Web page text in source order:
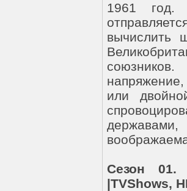
1961 год.
вычислить
или
Сезон
|TVShows,